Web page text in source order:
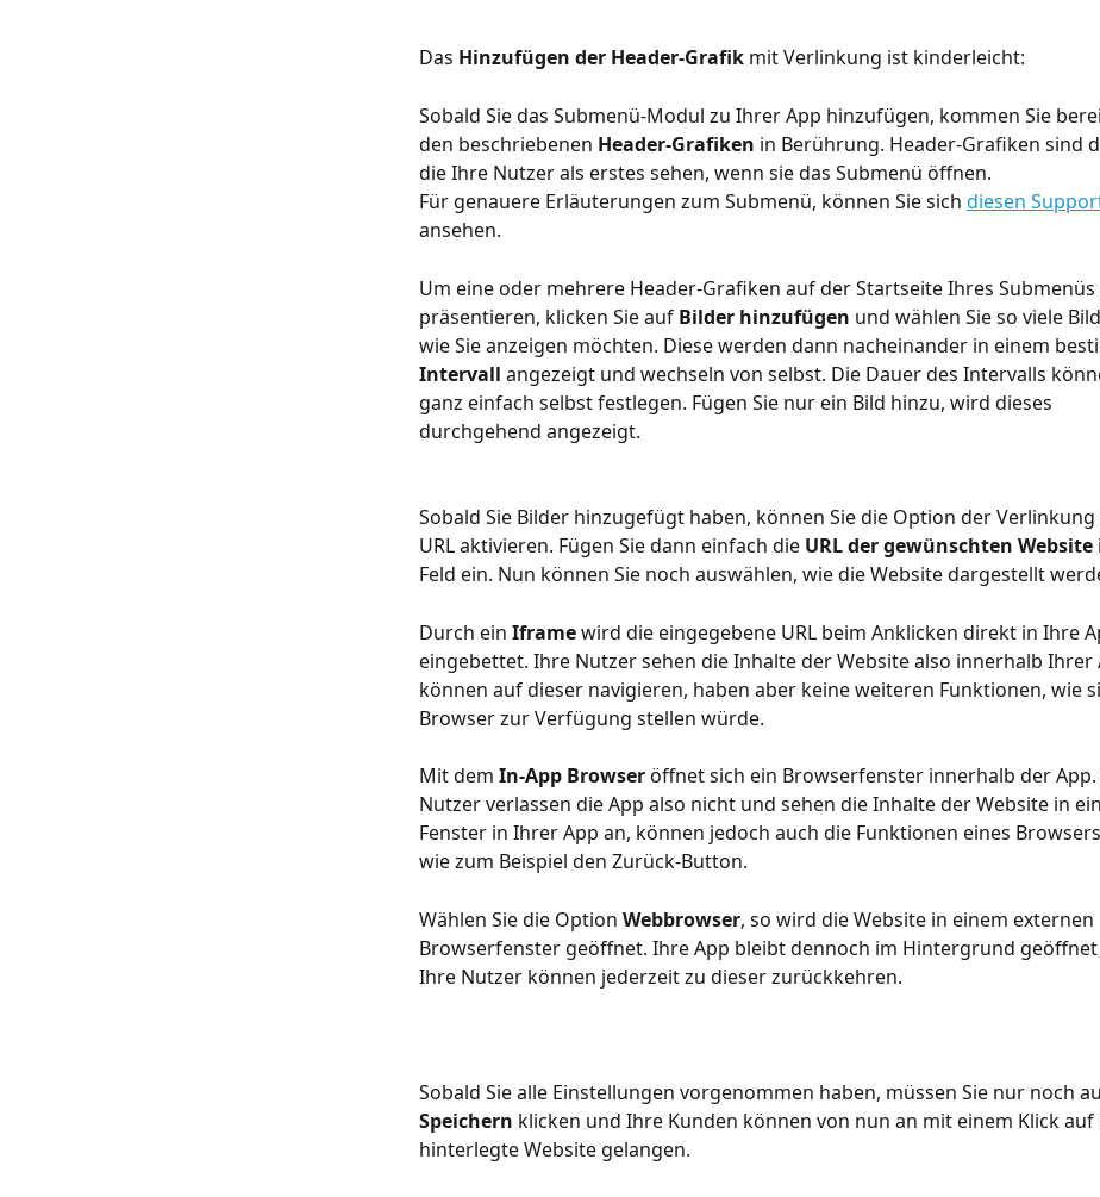
Das Hinzufügen der Header-Grafik mit Verlinkung ist kinderleicht:
Sobald Sie das Submenü-Modul zu Ihrer App hinzufügen, kommen Sie
den beschriebenen Header-Grafiken in Berührung. Header-Grafiken sind
die Ihre Nutzer als erstes sehen, wenn sie das Submenü öffnen.
Für genauere Erläuterungen zum Submenü, können Sie sich diesen
ansehen.
Um eine oder mehrere Header-Grafiken auf der Startseite Ihres Submenüs
präsentieren, klicken Sie auf Bilder hinzufügen und wählen Sie so viele
wie Sie anzeigen möchten. Diese werden dann nacheinander in einem
Intervall angezeigt und wechseln von selbst. Die Dauer des Intervalls
ganz einfach selbst festlegen. Fügen Sie nur ein Bild hinzu, wird dieses
durchgehend angezeigt.
Sobald Sie Bilder hinzugefügt haben, können Sie die Option der
URL aktivieren. Fügen Sie dann einfach die URL der gewünschten Website
Feld ein. Nun können Sie noch auswählen, wie die Website dargestellt
Durch ein Iframe wird die eingegebene URL beim Anklicken direkt in Ihre
eingebettet. Ihre Nutzer sehen die Inhalte der Website also innerhalb Ihrer
können auf dieser navigieren, haben aber keine weiteren Funktionen, wie
Browser zur Verfügung stellen würde.
Mit dem In-App Browser öffnet sich ein Browserfenster innerhalb der
Nutzer verlassen die App also nicht und sehen die Inhalte der Website in
Fenster in Ihrer App an, können jedoch auch die Funktionen eines
wie zum Beispiel den Zurück-Button.
Wählen Sie die Option Webbrowser, so wird die Website in einem externen
Browserfenster geöffnet. Ihre App bleibt dennoch im Hintergrund
Ihre Nutzer können jederzeit zu dieser zurückkehren.
Sobald Sie alle Einstellungen vorgenommen haben, müssen Sie nur noch
Speichern klicken und Ihre Kunden können von nun an mit einem Klick auf
hinterlegte Website gelangen.